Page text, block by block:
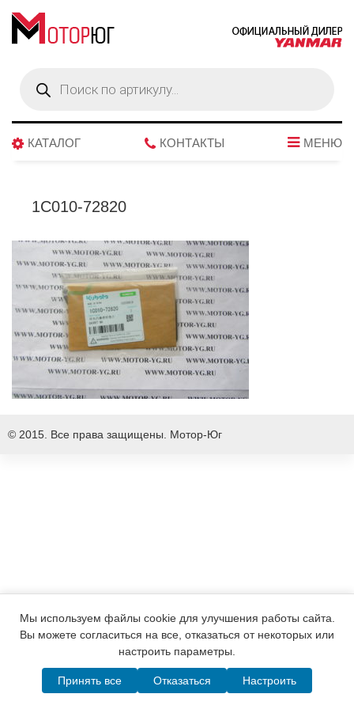
товаров
КАТАЛОГ КОНТАКТЫ МЕНЮ
1C010-72820
© 2015. Все права защищены. Мотор-Юг
Написать в MAX Telegram WhatsApp Позвонить
Мы используем файлы cookie для улучшения работы сайта.
Вы можете согласиться на все, отказаться от некоторых или
настроить параметры.
Принять все Отказаться Настроить